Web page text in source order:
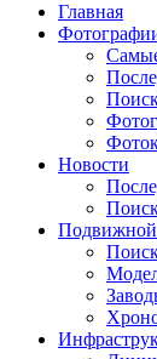
Главная
Новости
Подвижной